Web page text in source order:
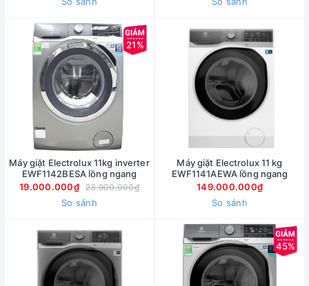
21%
Máy giặt Electrolux 11kg inverter
EWF1142BESA lồng ngang
19.000.000₫
23.900.000₫
So sánh
Máy giặt Electrolux 11 kg
EWF1141AEWA lồng ngang
149.000.000₫
So sánh
45%